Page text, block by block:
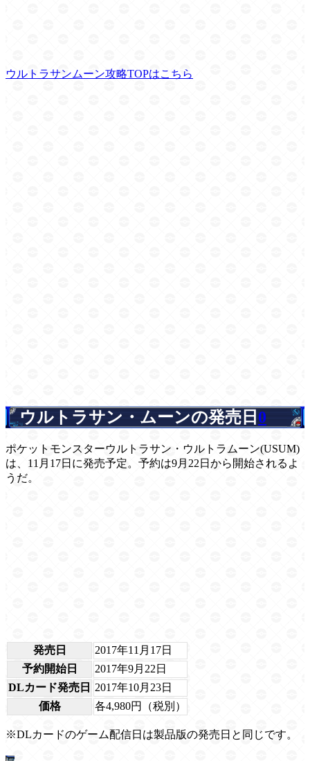
ウルトラサンムーン攻略TOPはこちら
ウルトラサン・ムーンの発売日 0
ポケットモンスターウルトラサン・ウルトラムーン(USUM)
は、11月17日に発売予定。予約は9月22日から開始されるよ
うだ。
発売日
2017年11月17日
予約開始日
2017年9月22日
DLカード発売日
2017年10月23日
価格
各4,980円（税別）
※DLカードのゲーム配信日は製品版の発売日と同じです。